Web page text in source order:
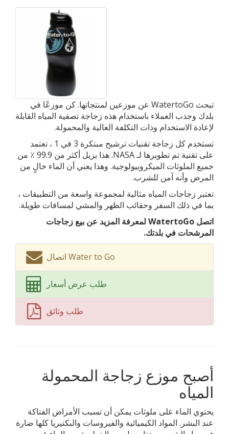
تبحث WatertoGo عن موزعين لمنتجاتها. كن موزعًا في
بلدك وجذب العملاء باستخدام هذه زجاجة تصفية المياه القابلة
لإعادة الاستخدام وذات التكلفة العالية والمحمولة.
تستخدم كل زجاجة تقنيات ترشيح مبتكرة 3 في 1 ، تعتمد
على تقنية تم تطويرها لـ NASA. هذا يزيل أكثر من 99.9 ٪ من
جميع الملوثات الميكروبيولوجية. وهذا يعني أن الماء خالٍ من
المرض وأنه آمن للشرب.
تعتبر زجاجات المياه مثالية لمجموعة واسعة من التطبيقات ،
بما في ذلك السفر وحقائب الظهر والمشي لمسافات طويلة.
اتصل WatertoGo لمعرفة المزيد عن بيع زجاجات
المرشحات في بلدتك.
اتصال Water to Go
طلب عرض أسعار
طلب وثائق
أصبح موزع زجاجة المحمولة
المياه
يحتوي الماء على ملوثات يمكن أن تسبب الأمراض الفتاكة
عند البشر. المواد الكيميائية والفيروسات والبكتيريا كلها ضارة